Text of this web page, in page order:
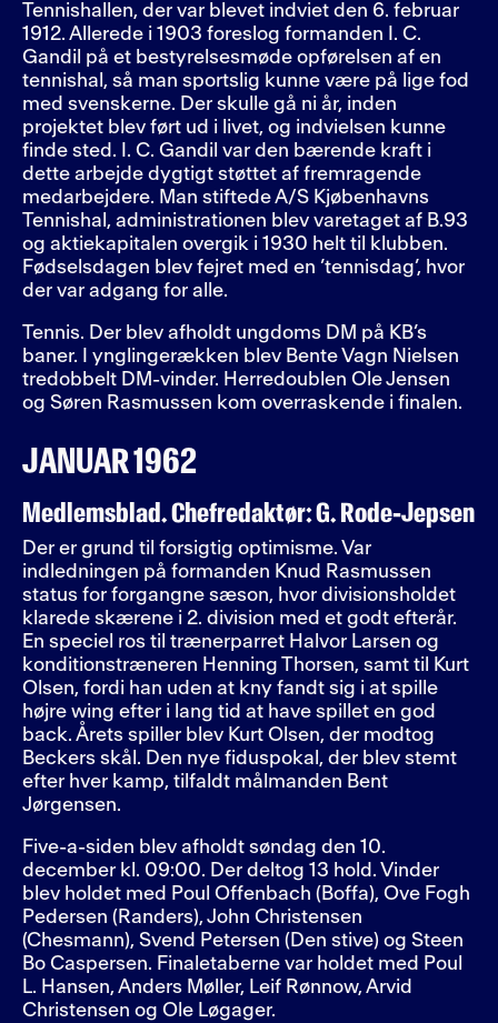
Tennishallen, der var blevet indviet den 6. februar
1912. Allerede i 1903 foreslog formanden I. C.
Gandil på et bestyrelsesmøde opførelsen af en
tennishal, så man sportslig kunne være på lige fod
med svenskerne. Der skulle gå ni år, inden
projektet blev ført ud i livet, og indvielsen kunne
finde sted. I. C. Gandil var den bærende kraft i
dette arbejde dygtigt støttet af fremragende
medarbejdere. Man stiftede A/S Kjøbenhavns
Tennishal, administrationen blev varetaget af B.93
og aktiekapitalen overgik i 1930 helt til klubben.
Fødselsdagen blev fejret med en ’tennisdag’, hvor
der var adgang for alle.
Tennis. Der blev afholdt ungdoms DM på KB’s
baner. I ynglingerækken blev Bente Vagn Nielsen
tredobbelt DM-vinder. Herredoublen Ole Jensen
og Søren Rasmussen kom overraskende i finalen.
JANUAR 1962
Medlemsblad. Chefredaktør: G. Rode-Jepsen
Der er grund til forsigtig optimisme. Var
indledningen på formanden Knud Rasmussen
status for forgangne sæson, hvor divisionsholdet
klarede skærene i 2. division med et godt efterår.
En speciel ros til trænerparret Halvor Larsen og
konditionstræneren Henning Thorsen, samt til Kurt
Olsen, fordi han uden at kny fandt sig i at spille
højre wing efter i lang tid at have spillet en god
back. Årets spiller blev Kurt Olsen, der modtog
Beckers skål. Den nye fiduspokal, der blev stemt
efter hver kamp, tilfaldt målmanden Bent
Jørgensen.
Five-a-siden blev afholdt søndag den 10.
december kl. 09:00. Der deltog 13 hold. Vinder
blev holdet med Poul Offenbach (Boffa), Ove Fogh
Pedersen (Randers), John Christensen
(Chesmann), Svend Petersen (Den stive) og Steen
Bo Caspersen. Finaletaberne var holdet med Poul
L. Hansen, Anders Møller, Leif Rønnow, Arvid
Christensen og Ole Løgager.